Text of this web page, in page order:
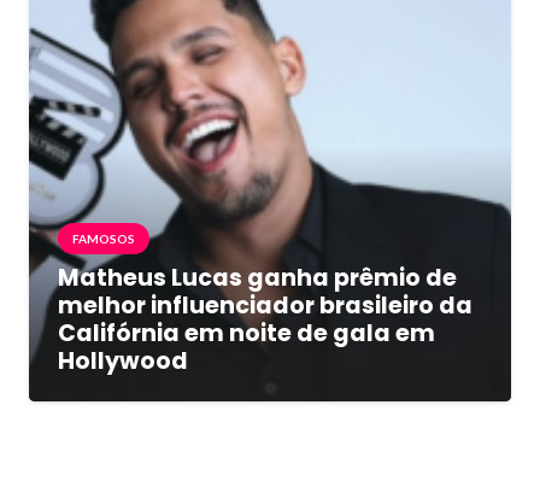
FAMOSOS
Matheus Lucas ganha prêmio de
melhor influenciador brasileiro da
Califórnia em noite de gala em
Hollywood